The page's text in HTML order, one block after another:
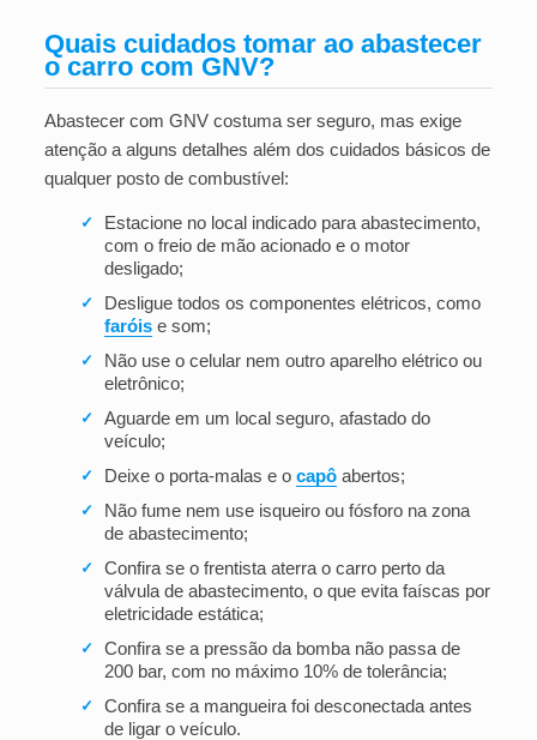
Quais cuidados tomar ao abastecer
o carro com GNV?
Abastecer com GNV costuma ser seguro, mas exige
atenção a alguns detalhes além dos cuidados básicos de
qualquer posto de combustível:
✓
Estacione no local indicado para abastecimento,
com o freio de mão acionado e o motor
desligado;
✓
Desligue todos os componentes elétricos, como
faróise som;
✓
Não use o celular nem outro aparelho elétrico ou
eletrônico;
✓
Aguarde em um local seguro, afastado do
veículo;
✓ Deixe o porta-malas e o capôabertos;
✓
Não fume nem use isqueiro ou fósforo na zona
de abastecimento;
✓
Confira se o frentista aterra o carro perto da
válvula de abastecimento, o que evita faíscas por
eletricidade estática;
✓
Confira se a pressão da bomba não passa de
200 bar, com no máximo 10% de tolerância;
✓
Confira se a mangueira foi desconectada antes
de ligar o veículo.